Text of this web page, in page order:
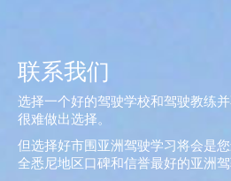
联系我们
选择一个好的驾驶学校和驾驶教练
很难做出选择。
但选择好市围亚洲驾驶学习将会是
全悉尼地区口碑和信誉最好的亚洲驾